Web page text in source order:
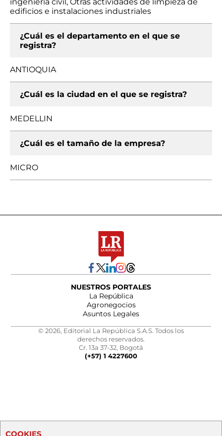
edificios e instalaciones industriales
¿Cuál es el departamento en el que se
registra?
ANTIOQUIA
¿Cuál es la ciudad en el que se registra?
MEDELLIN
¿Cuál es el tamaño de la empresa?
MICRO
NUESTROS PORTALES
La República
Agronegocios
Asuntos Legales
© 2026, Editorial La República S.A.S. Todos los
derechos reservados.
Cr. 13a 37-32, Bogotá
(+57) 1 4227600
COOKIES